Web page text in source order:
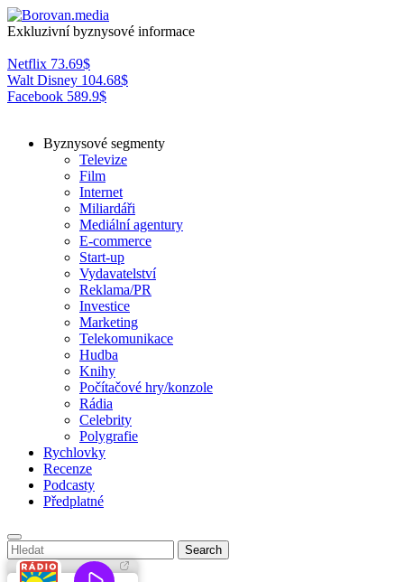
Exkluzivní byznysové informace
Netflix 73.69$
Walt Disney 104.68$
Facebook 589.9$
Byznysové segmenty
Televize
Film
Internet
Miliardáři
Mediální agentury
E-commerce
Start-up
Vydavatelství
Reklama/PR
Investice
Marketing
Telekomunikace
Hudba
Knihy
Počítačové hry/konzole
Rádia
Celebrity
Polygrafie
Rychlovky
Recenze
Podcasty
Předplatné